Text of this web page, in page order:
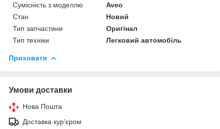
Сумісність з моделлю
Aveo
Стан
Новий
Тип запчастини
Оригінал
Тип техніки
Легковий автомобіль
Приховати
Умови доставки
Нова Пошта
Доставка кур'єром